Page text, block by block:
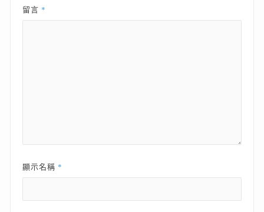
留言 *
顯示名稱 *